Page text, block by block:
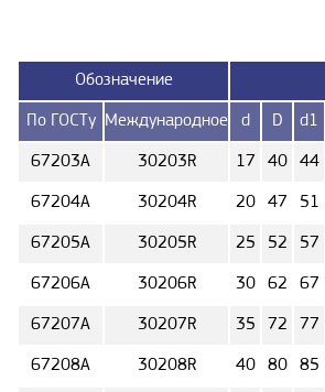
Обозначение
По ГОСТу Международное d D d1
67203А 30203R 17 40 44
67204А 30204R 20 47 51
67205А 30205R 25 52 57
67206А 30206R 30 62 67
67207А 30207R 35 72 77
67208А 30208R 40 80 85